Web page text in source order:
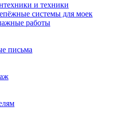
и техники
системы для моек
работы
письма